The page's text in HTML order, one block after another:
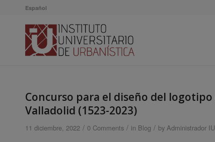
Español
Concurso para el diseño del
Valladolid (1523-2023)
11 diciembre, 2022 / 0 Comments / in Blog / by Administrador